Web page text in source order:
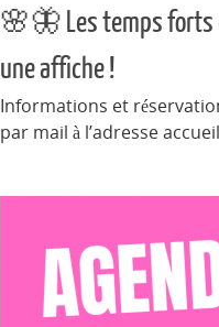
🌸🦋 Les temps forts
une affiche !
Informations et
par mail à l’adresse